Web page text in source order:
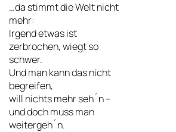
…da stimmt die Welt nicht
mehr:
Irgend etwas ist
zerbrochen, wiegt so
schwer.
Und man kann das nicht
begreifen,
will nichts mehr seh´n –
und doch muss man
weitergeh´n.